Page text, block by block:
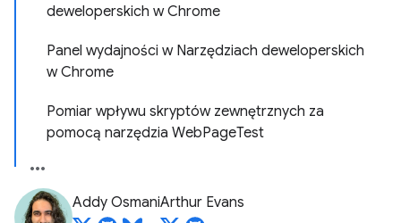
deweloperskich w Chrome
Panel wydajności w Narzędziach deweloperskich
w Chrome
Pomiar wpływu skryptów zewnętrznych za
pomocą narzędzia WebPageTest
Addy OsmaniArthur Evans